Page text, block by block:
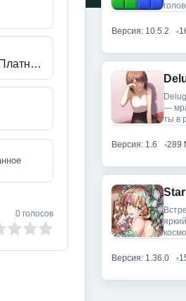
Приключения / Платные
0 голосов
Версия: 10.5.2
—
ты в
Версия: 1.6 289
Версия: 1.36.0